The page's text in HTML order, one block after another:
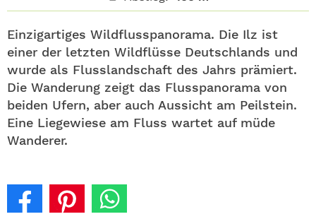
Einzigartiges Wildflusspanorama. Die Ilz ist
einer der letzten Wildflüsse Deutschlands und
wurde als Flusslandschaft des Jahrs prämiert.
Die Wanderung zeigt das Flusspanorama von
beiden Ufern, aber auch Aussicht am Peilstein.
Eine Liegewiese am Fluss wartet auf müde
Wanderer.